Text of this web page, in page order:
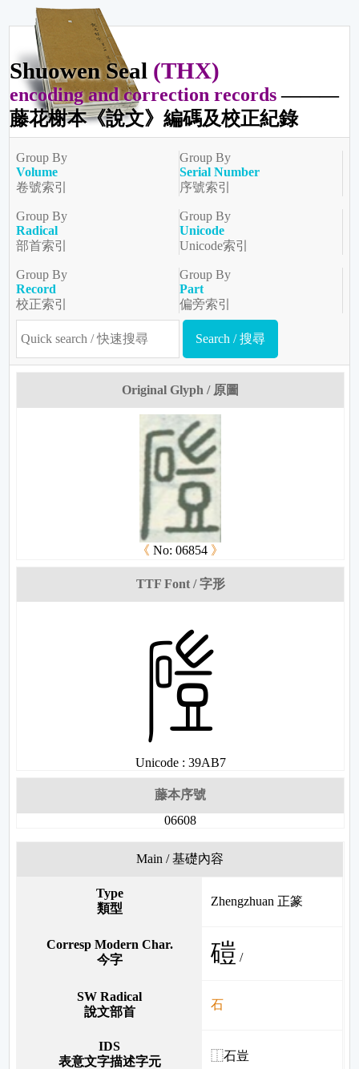
Shuowen Seal (THX)
encoding and correction records ———
藤花榭本《說文》編碼及校正紀錄
Group By
Volume
卷號索引
Group By
Serial Number
序號索引
Group By
Radical
部首索引
Group By
Unicode
Unicode索引
Group By
Record
校正索引
Group By
Part
偏旁索引
Original Glyph / 原圖
《 No: 06854 》
TTF Font / 字形
梷
Unicode : 39AB7
藤本序號
06608
Main / 基礎內容
Type
類型
Zhengzhuan 正篆
Corresp Modern Char.
今字
磑 /
SW Radical
說文部首
石
IDS
表意文字描述字元
⿰石豈